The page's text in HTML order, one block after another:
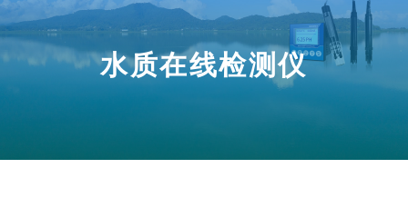
水质在线检测仪